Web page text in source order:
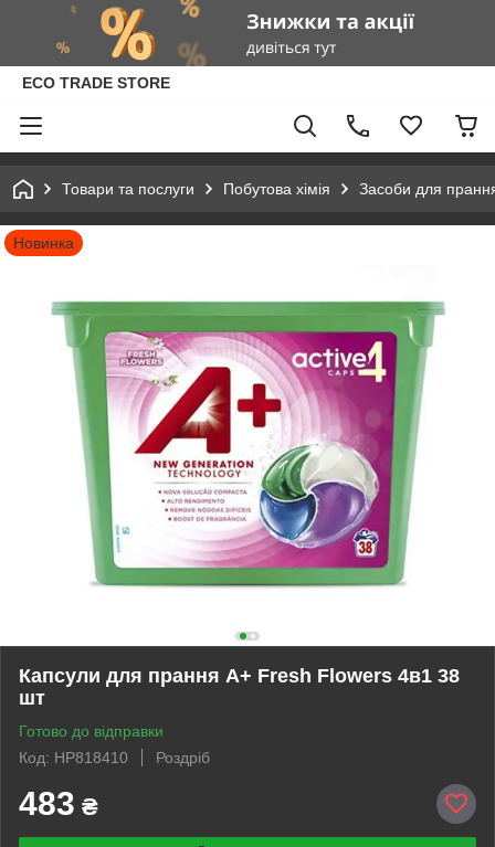
ECO TRADE STORE
Товари та послуги Побутова хімія Засоби для
Новинка
Капсули для прання А+ Fresh Flowers 4в1 38
шт
Готово до відправки
Код: HP818410
Роздріб
483 ₴